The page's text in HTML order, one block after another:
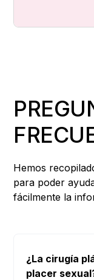
Hemos
para poder
fácilmente la
¿La cirugía
placer